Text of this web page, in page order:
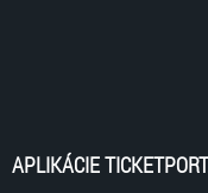
APLIKÁCIE